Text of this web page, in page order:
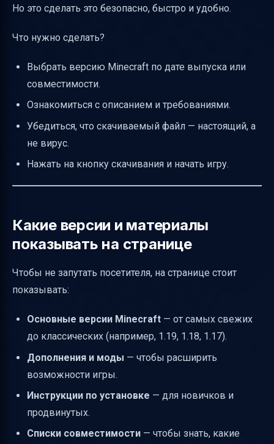
фильтров
Виды контента и их структура
Доступность для пользователей с
ограничениями
Метрики успеха страницы и их
интерпретация
Требования к источникам и ссылкам
Ясные призывы к действию
Но это сделать это безопасно, быстро и удобно.
Что нужно сделать?
Выбрать версию Minecraft по дате выпуска или
совместимости.
Ознакомиться с описанием и требованиями.
Убедиться, что скачиваемый файл — настоящий, а
не вирус.
Нажать на кнопку скачивания и начать игру.
Какие версии и материалы
показывать на странице
Чтобы не запутать посетителя, на странице стоит
показывать:
Основные версии Minecraft — от самых свежих
до классических (например, 1.19, 1.18, 1.17).
Дополнения и моды — чтобы расширить
возможности игры.
Инструкции по установке — для новичков и
продвинутых.
Списки совместимости — чтобы знать, какие